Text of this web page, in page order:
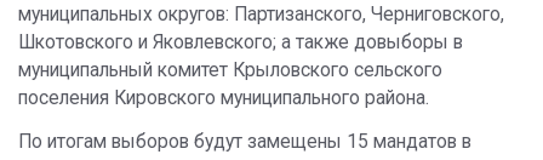
муниципальных округов: Партизанского, Черниговского,
Шкотовского и Яковлевского; а также довыборы в
муниципальный комитет Крыловского сельского
поселения Кировского муниципального района.
По итогам выборов будут замещены 15 мандатов в